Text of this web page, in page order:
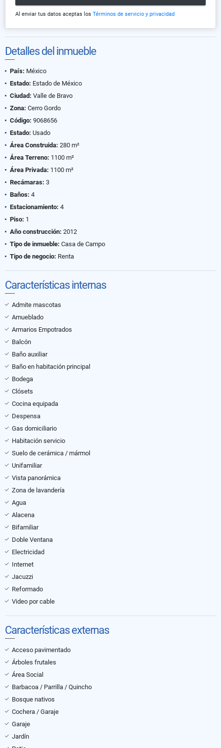
Al enviar tus datos aceptas los Términos de servicio y privacidad
Detalles del inmueble
País: México
Estado: Estado de México
Ciudad: Valle de Bravo
Zona: Cerro Gordo
Código: 9068656
Estado: Usado
Área Construida: 280 m²
Área Terreno: 1100 m²
Área Privada: 1100 m²
Recámaras: 3
Baños: 4
Estacionamiento: 4
Piso: 1
Año construcción: 2012
Tipo de inmueble: Casa de Campo
Tipo de negocio: Renta
Características internas
Admite mascotas
Amueblado
Armarios Empotrados
Balcón
Baño auxiliar
Baño en habitación principal
Bodega
Clósets
Cocina equipada
Despensa
Gas domiciliario
Habitación servicio
Suelo de cerámica / mármol
Unifamiliar
Vista panorámica
Zona de lavandería
Agua
Alacena
Bifamiliar
Doble Ventana
Electricidad
Internet
Jacuzzi
Reformado
Video por cable
Características externas
Acceso pavimentado
Árboles frutales
Área Social
Barbacoa / Parrilla / Quincho
Bosque nativos
Cochera / Garaje
Garaje
Jardín